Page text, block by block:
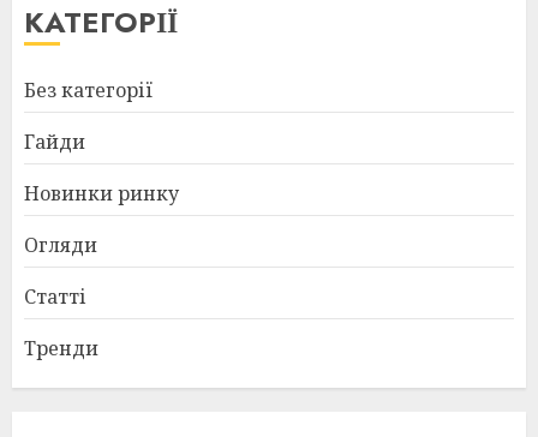
КАТЕГОРІЇ
Без категорії
Гайди
Новинки ринку
Огляди
Статті
Тренди